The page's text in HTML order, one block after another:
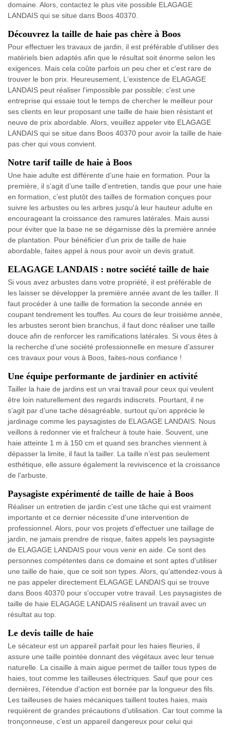
domaine. Alors, contactez le plus vite possible ELAGAGE
LANDAIS qui se situe dans Boos 40370.
Découvrez la taille de haie pas chère à Boos
Pour effectuer les travaux de jardin, il est préférable d'utiliser des
matériels bien adaptés afin que le résultat soit énorme selon les
exigences. Mais cela coûte parfois un peu cher et c'est rare de
trouver le bon prix. Heureusement, L'existence de ELAGAGE
LANDAIS peut réaliser l'impossible par possible; c'est une
entreprise qui essaie tout le temps de chercher le meilleur pour
ses clients en leur proposant une taille de haie bien résistant et
neuve de prix abordable. Alors, veuillez appeler vite ELAGAGE
LANDAIS qui se situe dans Boos 40370 pour avoir la taille de haie
pas cher qui vous convient.
Notre tarif taille de haie à Boos
Une haie adulte est différente d’une haie en formation. Pour la
première, il s’agit d’une taille d'entretien, tandis que pour une haie
en formation, c’est plutôt des tailles de formation conçues pour
suivre les arbustes ou les arbres jusqu'à leur hauteur adulte en
encourageant la croissance des ramures latérales. Mais aussi
pour éviter que la base ne se dégarnisse dès la première année
de plantation. Pour bénéficier d’un prix de taille de haie
abordable, faites appel à nous pour avoir un devis gratuit.
ELAGAGE LANDAIS : notre société taille de haie
Si vous avez arbustes dans votre propriété, il est préférable de
les laisser se développer la première année avant de les tailler. Il
faut procéder à une taille de formation la seconde année en
coupant tendrement les touffes. Au cours de leur troisième année,
les arbustes seront bien branchus, il faut donc réaliser une taille
douce afin de renforcer les ramifications latérales. Si vous êtes à
la recherche d’une société professionnelle en mesure d’assurer
ces travaux pour vous à Boos, faites-nous confiance !
Une équipe performante de jardinier en activité
Tailler la haie de jardins est un vrai travail pour ceux qui veulent
être loin naturellement des regards indiscrets. Pourtant, il ne
s’agit par d’une tache désagréable, surtout qu’on apprécie le
jardinage comme les paysagistes de ELAGAGE LANDAIS. Nous
veillons à redonner vie et fraîcheur à toute haie. Souvent, une
haie atteinte 1 m à 150 cm et quand ses branches viennent à
dépasser la limite, il faut la tailler. La taille n’est pas seulement
esthétique, elle assure également la reviviscence et la croissance
de l’arbuste.
Paysagiste expérimenté de taille de haie à Boos
Réaliser un entretien de jardin c'est une tâche qui est vraiment
importante et ce dernier nécessite d'une intervention de
professionnel. Alors, pour vos projets d'effectuer une taillage de
jardin, ne jamais prendre de risque, faites appels les paysagiste
de ELAGAGE LANDAIS pour vous venir en aide. Ce sont des
personnes compétentes dans ce domaine et sont aptes d'utiliser
une taille de haie, que ce soit son types. Alors, qu’attendez-vous à
ne pas appeler directement ELAGAGE LANDAIS qui se trouve
dans Boos 40370 pour s'occuper votre travail. Les paysagistes de
taille de haie ELAGAGE LANDAIS réalisent un travail avec un
résultat au top.
Le devis taille de haie
Le sécateur est un appareil parfait pour les haies fleuries, il
assure une taille pointée donnant des végétaux avec leur tenue
naturelle. La cisaille à main aigue permet de tailler tous types de
haies, tout comme les tailleuses électriques. Sauf que pour ces
dernières, l’étendue d’action est bornée par la longueur des fils.
Les tailleuses de haies mécaniques taillent toutes haies, mais
requièrent de grandes précautions d’utilisation. Car tout comme la
tronçonneuse, c’est un appareil dangereux pour celui qui